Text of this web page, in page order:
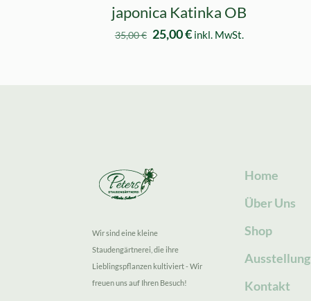
japonica Katinka OB
35,00€ Ursprünglicher
25,00€Aktueller
inkl. MwSt.
Wir sind eine kleine
Staudengärtnerei, die ihre
Lieblingspflanzen kultiviert - Wir
freuen uns auf Ihren Besuch!
Home
Über Uns
Shop
Ausstellung
Kontakt